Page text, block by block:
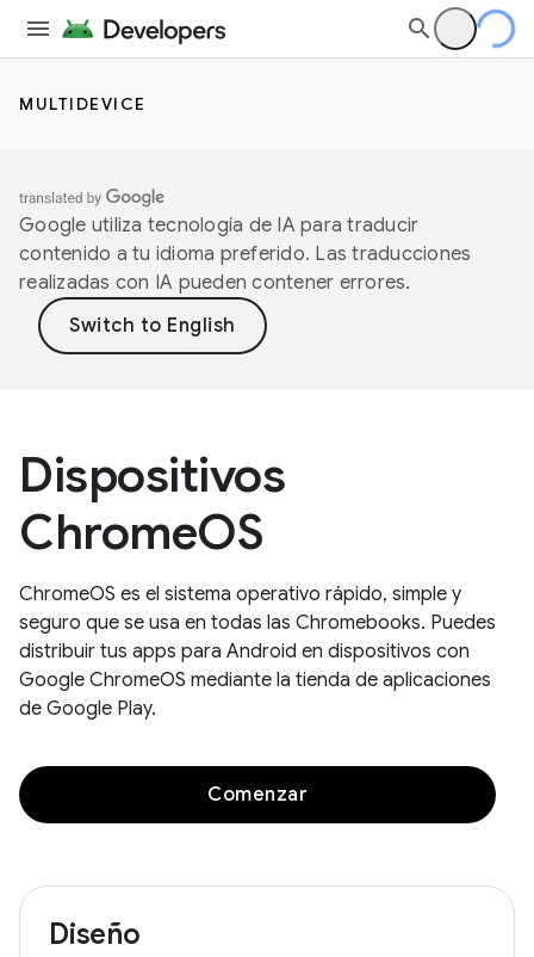
MULTIDEVICE
Google utiliza tecnología de IA para traducir
contenido a tu idioma preferido. Las traducciones
realizadas con IA pueden contener errores.
Dispositivos
ChromeOS
ChromeOS es el sistema operativo rápido, simple y
seguro que se usa en todas las Chromebooks. Puedes
distribuir tus apps para Android en dispositivos con
Google ChromeOS mediante la tienda de aplicaciones
de Google Play.
Comenzar
Diseño